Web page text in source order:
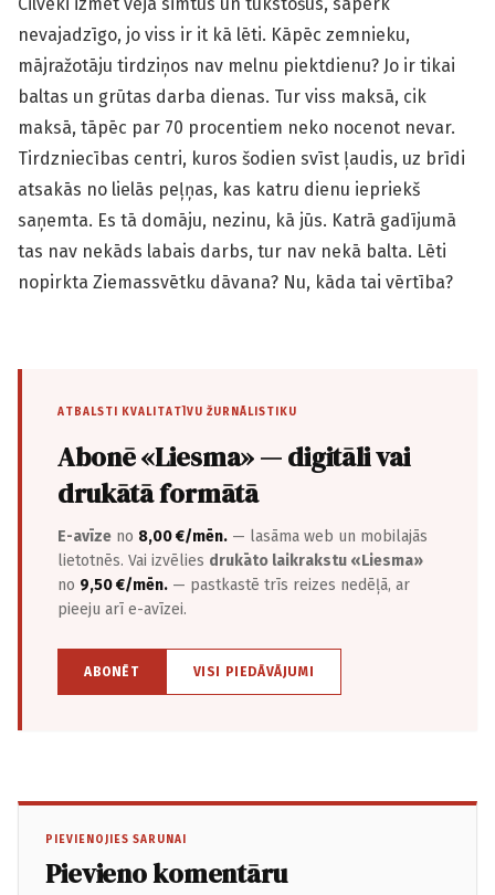
nevajadzīgo, jo viss ir it kā lēti. Kāpēc zemnieku,
mājražotāju tirdziņos nav melnu piektdienu? Jo ir tikai
baltas un grūtas darba dienas. Tur viss maksā, cik
maksā, tāpēc par 70 procentiem neko nocenot nevar.
Tirdzniecības centri, kuros šodien svīst ļaudis, uz brīdi
atsakās no lielās peļņas, kas katru dienu iepriekš
saņemta. Es tā domāju, nezinu, kā jūs. Katrā gadījumā
tas nav nekāds labais darbs, tur nav nekā balta. Lēti
nopirkta Ziemassvētku dāvana? Nu, kāda tai vērtība?
ATBALSTI KVALITATĪVU ŽURNĀLISTIKU
Abonē «Liesma» — digitāli vai
drukātā formātā
E-avīze no 8,00 €/mēn. — lasāma web un mobilajās
lietotnēs. Vai izvēlies drukāto laikrakstu «Liesma»
no 9,50 €/mēn. — pastkastē trīs reizes nedēļā, ar
pieeju arī e-avīzei.
ABONĒT VISI PIEDĀVĀJUMI
PIEVIENOJIES SARUNAI
Pievieno komentāru